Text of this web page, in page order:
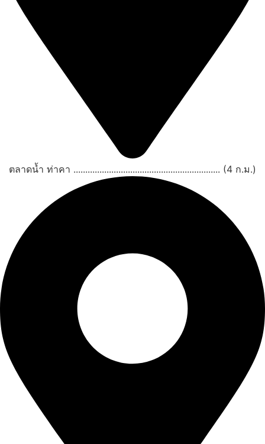
ตลาดน้ำ ท่าคา .............................................................. (4 ก.ม.)